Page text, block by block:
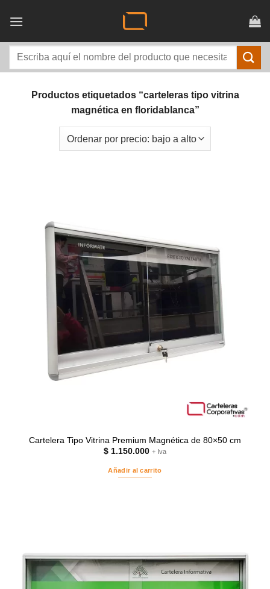
Buscar
Productos etiquetados “carteleras tipo vitrina
magnética en floridablanca”
Cartelera Tipo Vitrina Premium Magnética de 80×50 cm
$ 1.150.000 + Iva
Añadir al carrito